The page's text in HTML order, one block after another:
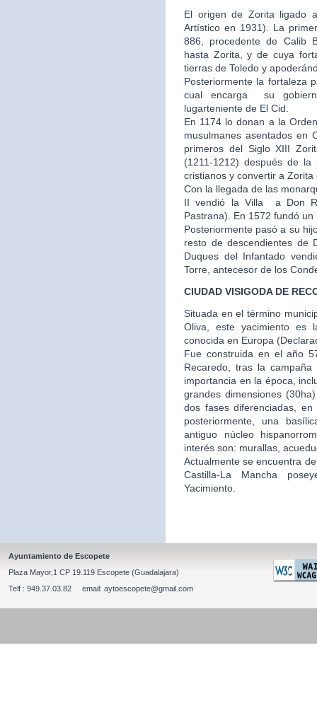
El origen de Zorita ligado
Artístico en 1931). La
886, procedente de Calib
hasta Zorita, y de cuya
tierras de Toledo y
Posteriormente la fortaleza
cual encarga su
lugarteniente de El Cid.
En 1174 lo donan a la
musulmanes asentados en
primeros del Siglo XIII
(1211-1212) después de
cristianos y convertir a
Con la llegada de las
II vendió la Villa a Don
Pastrana). En 1572 fundó
Posteriormente pasó a su
resto de descendientes de
Duques del Infantado
Torre, antecesor de los
CIUDAD VISIGODA DE
Situada en el término
Oliva, este yacimiento es
conocida en Europa
Fue construida en el año
Recaredo, tras la
importancia en la época,
grandes dimensiones
dos fases diferenciadas,
posteriormente, una
antiguo núcleo
interés son: murallas,
Actualmente se encuentra
Castilla-La Mancha
Yacimiento.
Ayuntamiento de Escopete
Plaza Mayor,1 CP 19.119 Escopete (Guadalajara)
Telf : 949.37.03.82 email: aytoescopete@gmail.com